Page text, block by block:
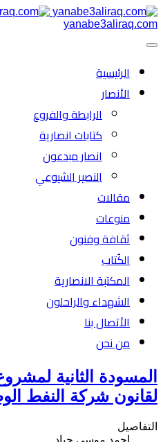
yanabe3aliraq.com
الرئیسية
الأنصار
الرابطة والفروع
كتابات انصارية
انصار مبدعون
النصیر الشیوعي
مقالات
منوعات
ثقافة وفنون
الكُتاب
المكتبة الانصارية
الشهداء والراحلون
الأتصال بنا
من نحن
المسودة الثانية
لقانون شركة النفط
التفاصيل
احمد موسى جياد